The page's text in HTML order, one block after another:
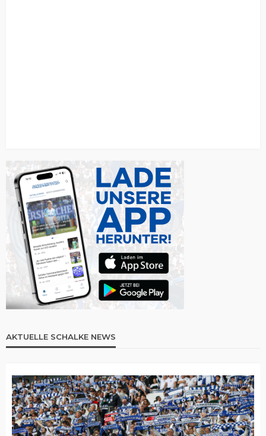
AKTUELLE SCHALKE NEWS